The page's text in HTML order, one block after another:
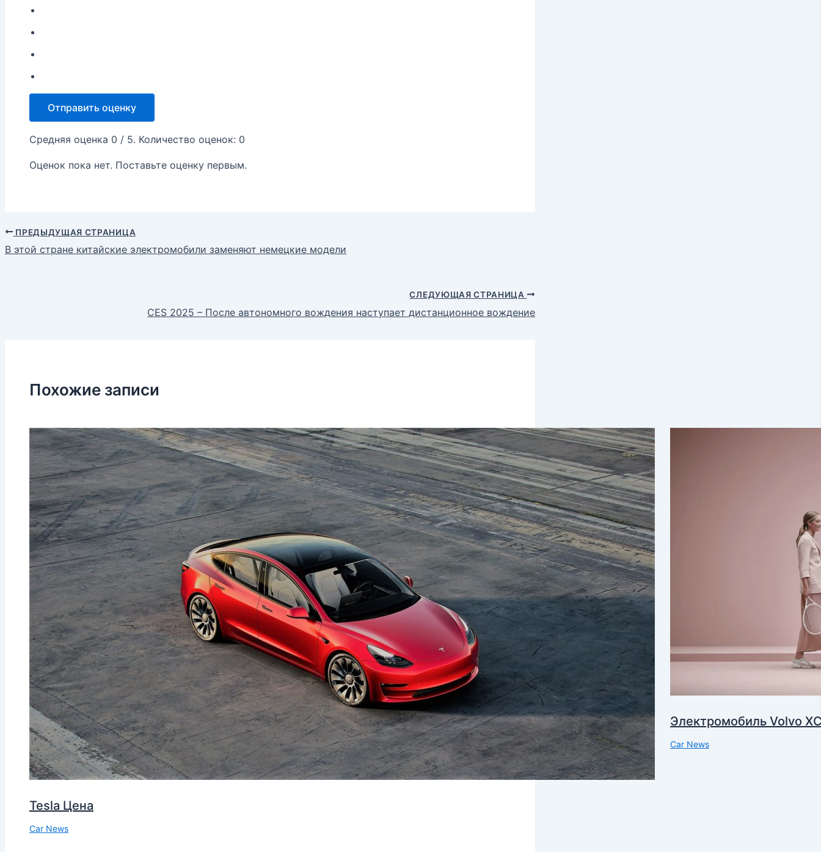
Отправить оценку
Средняя оценка 0 / 5. Количество оценок: 0
Оценок пока нет. Поставьте оценку первым.
ПРЕДЫДУЩАЯ СТРАНИЦА
В этой стране китайские электромобили заменяют немецкие модели
СЛЕДУЮЩАЯ СТРАНИЦА
CES 2025 – После автономного вождения наступает дистанционное вождение
Похожие записи
Tesla Цена
Car News
Электромобиль Volvo
Car News